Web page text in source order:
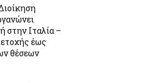
στην Ιταλία –
έως
θέσεων